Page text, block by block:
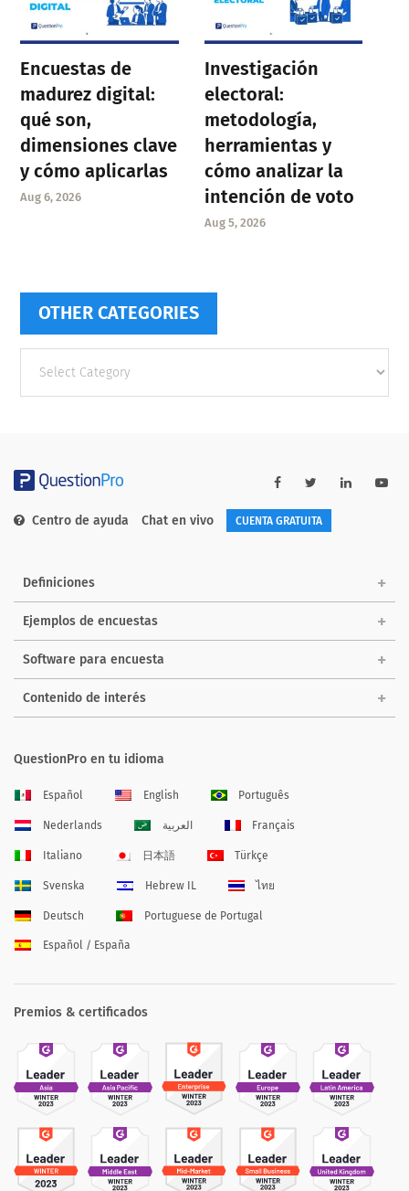
Encuestas de
madurez digital:
qué son,
dimensiones clave
y cómo aplicarlas
Aug 6, 2026
Investigación
electoral:
metodología,
herramientas y
cómo analizar la
intención de voto
Aug 5, 2026
OTHER CATEGORIES
categories
Centro de ayuda Chat en vivo CUENTA GRATUITA
Definiciones
Ejemplos de encuestas
Software para encuesta
Contenido de interés
QuestionPro en tu idioma
Español English Português
Nederlands العربية Français
Italiano 日本語 Türkçe
Svenska Hebrew IL ไทย
Deutsch Portuguese de Portugal
Español / España
Premios & certificados